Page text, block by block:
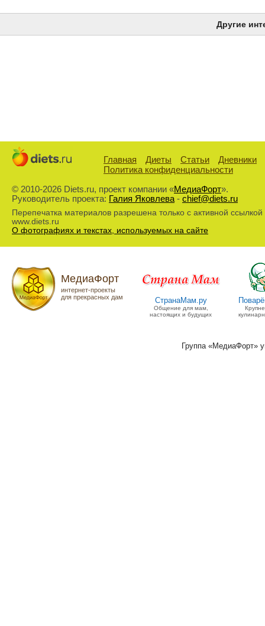
Другие
Главная Диеты Статьи
Дневники
Политика конфиденциальности
© 2010-2026 Diets.ru, проект компании «МедиаФорт».
Руководитель проекта: Галия Яковлева - chief@diets.ru
Перепечатка материалов разрешена только с активной ссылкой
www.diets.ru
О фотографиях и текстах, используемых на сайте
МедиаФорт
интернет-проекты
для прекрасных дам
СтранаМам.ру
Общение для мам,
настоящих и будущих
Группа «МедиаФорт»